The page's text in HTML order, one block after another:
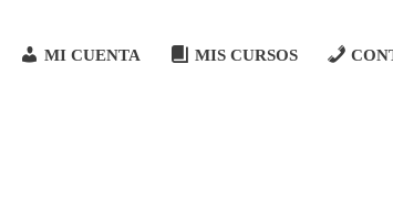
MI CUENTA MIS CURSOS